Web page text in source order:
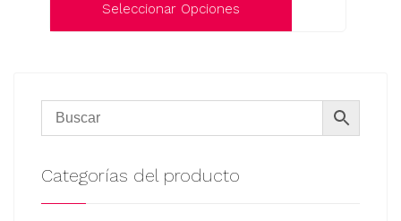
Seleccionar Opciones
múltiples
Las
Categorías del producto